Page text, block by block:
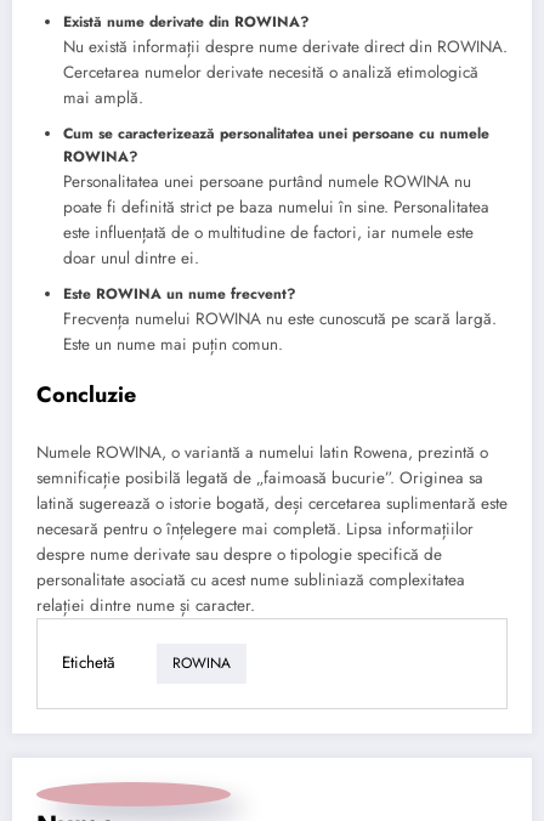
Există nume derivate din ROWINA?
Nu există informații despre nume derivate direct din ROWINA.
Cercetarea numelor derivate necesită o analiză etimologică
mai amplă.
Cum se caracterizează personalitatea unei persoane cu numele
ROWINA?
Personalitatea unei persoane purtând numele ROWINA nu
poate fi definită strict pe baza numelui în sine. Personalitatea
este influențată de o multitudine de factori, iar numele este
doar unul dintre ei.
Este ROWINA un nume frecvent?
Frecvența numelui ROWINA nu este cunoscută pe scară largă.
Este un nume mai puțin comun.
Concluzie
Numele ROWINA, o variantă a numelui latin Rowena, prezintă o
semnificație posibilă legată de „faimoasă bucurie”. Originea sa
latină sugerează o istorie bogată, deși cercetarea suplimentară este
necesară pentru o înțelegere mai completă. Lipsa informațiilor
despre nume derivate sau despre o tipologie specifică de
personalitate asociată cu acest nume subliniază complexitatea
relației dintre nume și caracter.
Etichetă ROWINA